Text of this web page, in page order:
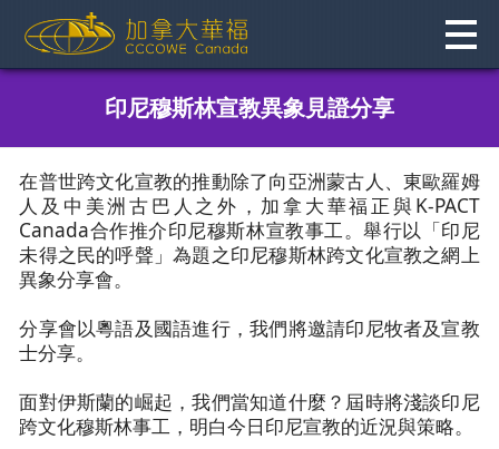
content
印尼穆斯林宣教異象見證分享
在普世跨文化宣教的推動除了向亞洲蒙古人、東歐羅姆
人及中美洲古巴人之外，加拿大華福正與K-PACT
Canada合作推介印尼穆斯林宣教事工。舉行以「印尼
未得之民的呼聲」為題之印尼穆斯林跨文化宣教之網上
異象分享會。
分享會以粵語及國語進行，我們將邀請印尼牧者及宣教
士分享。
面對伊斯蘭的崛起，我們當知道什麼？屆時將淺談印尼
跨文化穆斯林事工，明白今日印尼宣教的近況與策略。